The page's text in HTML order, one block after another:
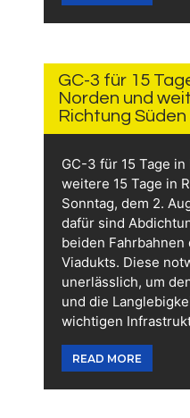
GC-3 für 15
Norden und
Richtung
GC-3 für 15 Tage
weitere 15 Tage in
Sonntag, dem 2.
dafür sind
beiden Fahrbahnen
Viadukts. Diese
unerlässlich, um
und die
wichtigen
READ MORE